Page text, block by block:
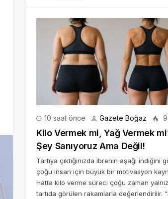
10 saat önce Gazete Boğaz
Kilo Vermek mi, Yağ Vermek
Şey Sanıyoruz Ama Değil!
Tartıya çıktığınızda ibrenin aşağı indiğini
çoğu insan için büyük bir motivasyon
Hatta kilo verme süreci çoğu zaman
tartıda görülen rakamlarla değerlendirilir.